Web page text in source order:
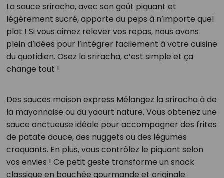
La sauce sriracha, avec son goût piquant et
légèrement sucré, apporte du peps à n’importe quel
plat ! Si vous aimez relever vos repas, nous avons
plein d’idées pour l’intégrer facilement à votre cuisine
du quotidien. Osez la sriracha, c’est simple et ça
change tout !
Des sauces maison express Mélangez la sriracha à de
la mayonnaise ou du yaourt nature. Vous obtenez une
sauce onctueuse idéale pour accompagner des frites
de patate douce, des nuggets ou des légumes
croquants. En plus, vous contrôlez le piquant selon
vos envies ! Ce petit geste transforme un snack
classique en bouchée gourmande et originale.